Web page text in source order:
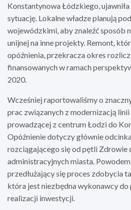
Konstantynowa Łódzkiego,
sytuację. Lokalne władze planują
wojewódzkimi, aby znaleźć sposób
unijnej na inne projekty. Remont,
opóźnienia, przekracza okres
finansowanych w ramach
2020.
Wcześniej raportowaliśmy o
prac związanych z modernizacją
prowadzącej z centrum Łodzi do
Opóźnienie dotyczy głównie
rozciągającego się od pętli Zdrowie
administracyjnych miasta.
przedłużający się proces zdobycia
która jest niezbędna wykonawcy do
realizacji inwestycji.